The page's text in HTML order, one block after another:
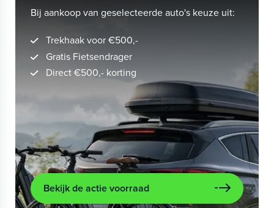
Bij aankoop van geselecteerde auto's keuze uit:
Trekhaak voor €500,-
Gratis Fietsendrager
Direct €500,- korting
Bekijk de actie voorraad